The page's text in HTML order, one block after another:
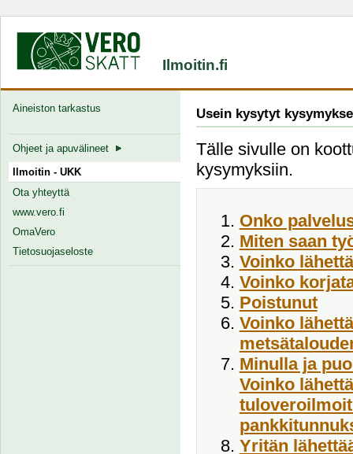
Ilmoitin.fi
Aineiston tarkastus
Ohjeet ja apuvälineet
Ilmoitin - UKK
Ota yhteyttä
www.vero.fi
OmaVero
Tietosuojaseloste
Usein kysytyt
Tälle sivulle on
kysymyksiin.
Onko
Miten saan
Voinko
Voinko
Poistunut
Voinko
Minulla ja
Voinko
Yritän